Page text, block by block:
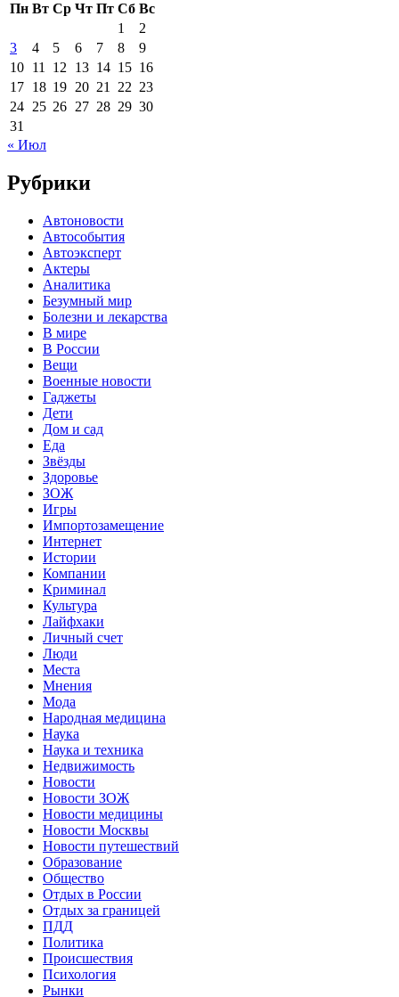
Пн Вт Ср Чт Пт Сб Вс
1
2
3
4 5 6 7 8
9
10 11 12 13 14 15 16
17 18 19 20 21 22 23
24 25 26 27 28 29 30
31
« Июл
Рубрики
Автоновости
Автособытия
Автоэксперт
Актеры
Аналитика
Безумный мир
Болезни и лекарства
В мире
В России
Вещи
Военные новости
Гаджеты
Дети
Дом и сад
Еда
Звёзды
Здоровье
ЗОЖ
Игры
Импортозамещение
Интернет
Истории
Компании
Криминал
Культура
Лайфхаки
Личный счет
Люди
Места
Мнения
Мода
Народная медицина
Наука
Наука и техника
Недвижимость
Новости
Новости ЗОЖ
Новости медицины
Новости Москвы
Новости путешествий
Образование
Общество
Отдых в России
Отдых за границей
ПДД
Политика
Происшествия
Психология
Рынки